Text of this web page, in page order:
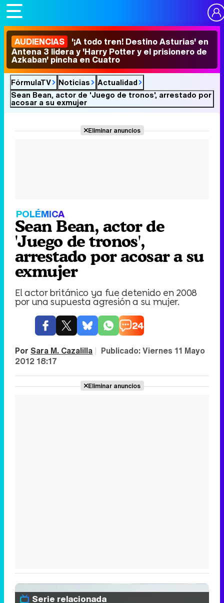
AUDIENCIAS '¡A todo tren! Destino Asturias' en
Antena 3 lidera y 'Harry Potter y el prisionero de
Azkaban' pincha en Cuatro
FórmulaTV Noticias
Actualidad
Sean Bean, actor de 'Juego de tronos', arrestado por
acosar a su exmujer
Eliminar anuncios
POLÉMICA
Sean Bean, actor de
'Juego de tronos',
arrestado por acosar a su
exmujer
El actor británico ya fue detenido en 2008
por una supuesta agresión a su mujer.
24
Por Sara M. Cazalilla | Publicado:Viernes 11 Mayo
2012 18:17
Eliminar anuncios
Serie relacionada